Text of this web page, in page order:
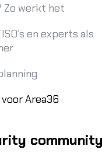
werkt het
en experts als
voor Area36